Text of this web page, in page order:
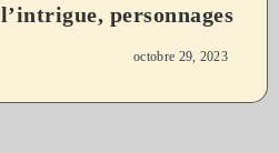
l’intrigue, personnages
octobre 29, 2023